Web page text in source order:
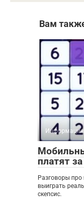
Вам
Информация
платят
Разговоры про
выиграть
скепсис.